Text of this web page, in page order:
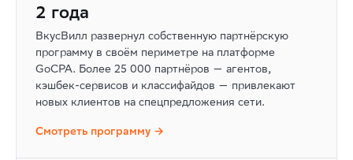
2 года
ВкусВилл развернул собственную партнёрскую
программу в своём периметре на платформе
GoCPA. Более 25 000 партнёров — агентов,
кэшбек-сервисов и классифайдов — привлекают
новых клиентов на спецпредложения сети.
Смотреть программу →